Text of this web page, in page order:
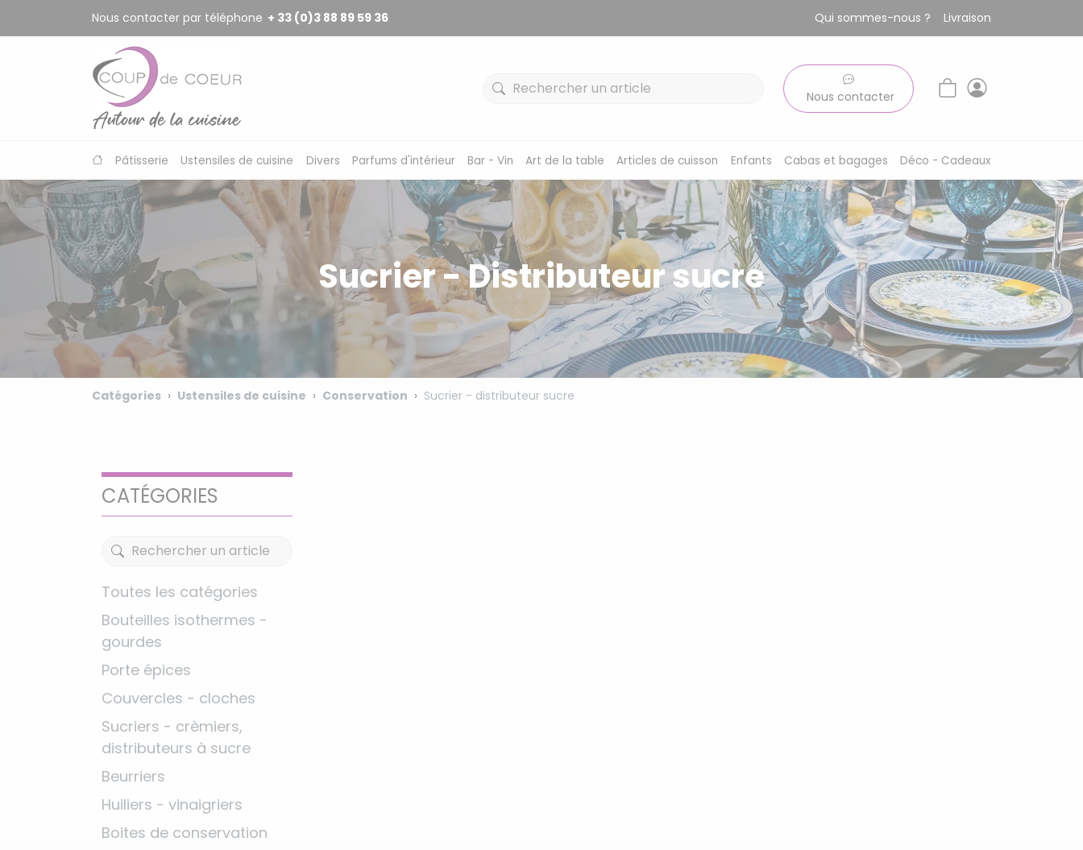
Nous contacter par téléphone + 33 (0)3 88 89 59 36 Qui sommes-nous ? Livraison
Nous contacter
Pâtisserie Ustensiles de cuisine Divers Parfums d'intérieur Bar - Vin Art de la table Articles de cuisson Enfants Cabas et bagages Déco - Cadeaux
Sucrier - Distributeur sucre
Catégories Ustensiles de cuisine Conservation Sucrier - distributeur sucre
CATÉGORIES
Toutes les catégories
Bouteilles isothermes -
gourdes
Porte épices
Couvercles - cloches
Sucriers - crèmiers,
distributeurs à sucre
Beurriers
Huiliers - vinaigriers
Boites de conservation
Panneau de gestion des cookies